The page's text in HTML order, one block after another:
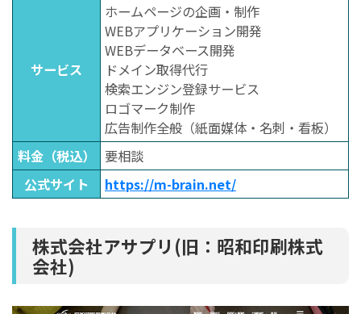
サービス
ホームページの企画・制作
WEBアプリケーション開発
WEBデータベース開発
ドメイン取得代行
検索エンジン登録サービス
ロゴマーク制作
広告制作全般（紙面媒体・名刺・看板）
料金（税込）
要相談
公式サイト
https://m-brain.net/
株式会社アサプリ(旧：昭和印刷株式
会社)